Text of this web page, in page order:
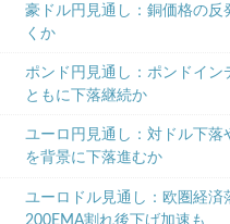
豪ドル円見通し：銅価格の反
くか
ポンド円見通し：ポンドイン
ともに下落継続か
ユーロ円見通し：対ドル下落
を背景に下落進むか
ユーロドル見通し：欧圏経済
200EMA割れ後下げ加速も